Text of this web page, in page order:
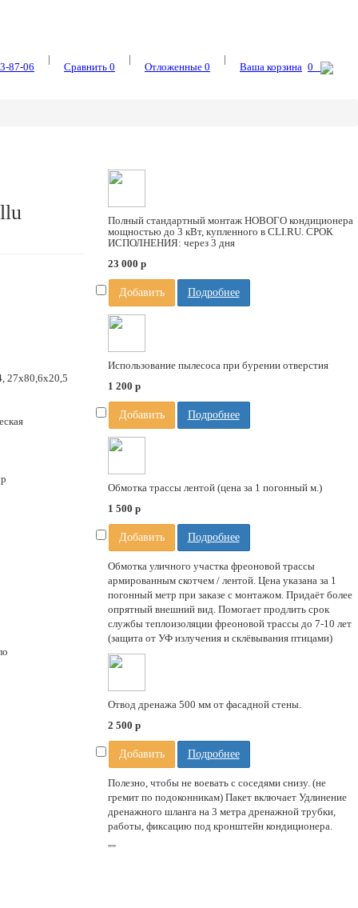
87-06
|
Сравнить 0
|
Отложенные 0
|
Ваша корзина 0
27х80,6х20,5
Полный стандартный монтаж НОВОГО кондиционера
мощностью до 3 кВт, купленного в CLI.RU. СРОК
ИСПОЛНЕНИЯ: через 3 дня
23 000 p
Добавить Подробнее
Использование пылесоса при бурении отверстия
1 200 p
Добавить Подробнее
Обмотка трассы лентой (цена за 1 погонный м.)
1 500 p
Добавить Подробнее
Обмотка уличного участка фреоновой трассы
армированным скотчем / лентой. Цена указана за 1
погонный метр при заказе с монтажом. Придаёт более
опрятный внешний вид. Помогает продлить срок
службы теплоизоляции фреоновой трассы до 7-10 лет
(защита от УФ излучения и склёвывания птицами)
Отвод дренажа 500 мм от фасадной стены.
2 500 p
Добавить Подробнее
Полезно, чтобы не воевать с соседями снизу. (не
гремит по подоконникам) Пакет включает Удлинение
дренажного шланга на 3 метра дренажной трубки,
работы, фиксацию под кронштейн кондиционера.
""